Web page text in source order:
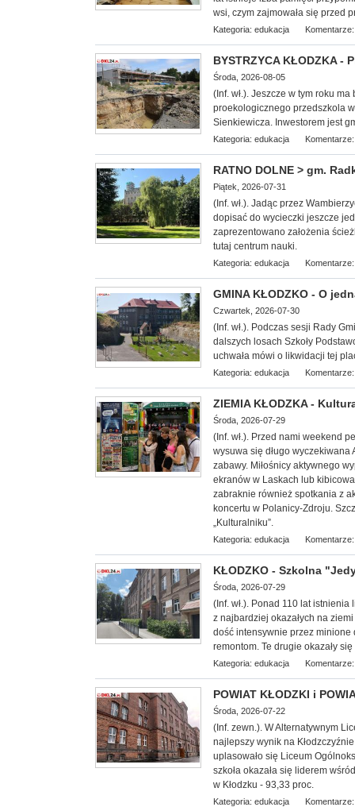
wsi, czym zajmowała się przed
Kategoria: edukacja
BYSTRZYCA KŁODZKA -
Środa, 2026-08-05
(Inf. wł.). Jeszcze w tym roku ma
proekologicznego przedszkola
Sienkiewicza. Inwestorem jest
Kategoria: edukacja
RATNO DOLNE > gm.
Piątek, 2026-07-31
(Inf. wł.). Jadąc przez
dopisać do wycieczki jeszcze
zaprezentowano założenia
tutaj centrum nauki.
Kategoria: edukacja
GMINA KŁODZKO - O
Czwartek, 2026-07-30
(Inf. wł.). Podczas sesji Rady
dalszych losach Szkoły
uchwała mówi o likwidacji tej
Kategoria: edukacja
ZIEMIA KŁODZKA -
Środa, 2026-07-29
(Inf. wł.). Przed nami weekend
wysuwa się długo
zabawy. Miłośnicy aktywnego
ekranów w Laskach lub
zabraknie również spotkania z
koncertu w Polanicy-Zdroju.
„Kulturalniku”.
Kategoria: edukacja
KŁODZKO - Szkolna
Środa, 2026-07-29
(Inf. wł.). Ponad 110 l at istnienia
z najbardziej okazałych na
dość intensywnie przez minione
remontom. Te drugie okazały
Kategoria: edukacja
POWIAT KŁODZKI i
Środa, 2026-07-22
(Inf. zewn.). W Alternatywnym
najlepszy wynik na
uplasowało się Liceum
szkoła okazała się liderem
w Kłodzku - 93,33 proc.
Kategoria: edukacja